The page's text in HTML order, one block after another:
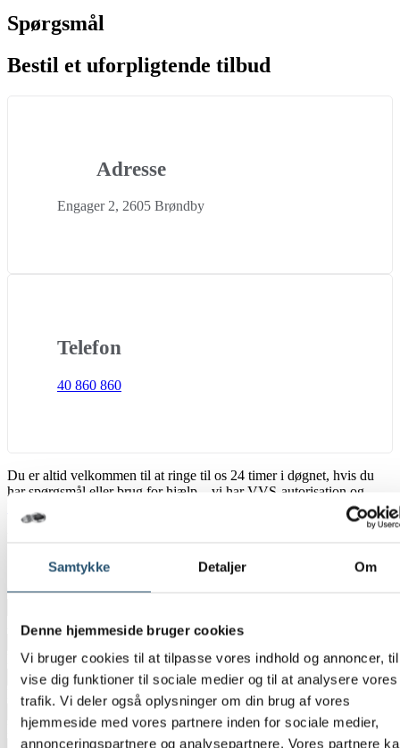
Samtykke Detaljer Om
Denne hjemmeside bruger cookies
Vi bruger cookies til at tilpasse vores indhold og annoncer,
vise dig funktioner til sociale medier og til at analysere vores
trafik. Vi deler også oplysninger om din brug af vores
hjemmeside med vores partnere inden for sociale medier,
annonceringspartnere og analysepartnere. Vores partnere
Spørgsmål
Bestil et uforpligtende tilbud
Adresse
Engager 2, 2605 Brøndby
Telefon
40 860 860
Du er altid velkommen til at ringe til os 24 timer i døgnet, hvis du
har spørgsmål eller brug for hjælp – vi har VVS-autorisation og
Erhverv
CVR-Nummer
Adresse*
Postnummer *
By
E-mail*